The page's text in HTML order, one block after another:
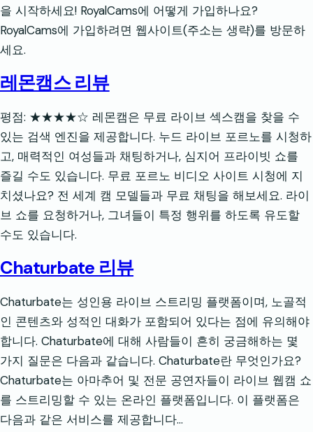
을 시작하세요! RoyalCams에 어떻게 가입하나요?
RoyalCams에 가입하려면 웹사이트(주소는 생략)를 방문하
세요.
레몬캠스 리뷰
평점: ★★★★☆ 레몬캠은 무료 라이브 섹스캠을 찾을 수
있는 검색 엔진을 제공합니다. 누드 라이브 포르노를 시청하
고, 매력적인 여성들과 채팅하거나, 심지어 프라이빗 쇼를
즐길 수도 있습니다. 무료 포르노 비디오 사이트 시청에 지
치셨나요? 전 세계 캠 모델들과 무료 채팅을 해보세요. 라이
브 쇼를 요청하거나, 그녀들이 특정 행위를 하도록 유도할
수도 있습니다.
Chaturbate 리뷰
Chaturbate는 성인용 라이브 스트리밍 플랫폼이며, 노골적
인 콘텐츠와 성적인 대화가 포함되어 있다는 점에 유의해야
합니다. Chaturbate에 대해 사람들이 흔히 궁금해하는 몇
가지 질문은 다음과 같습니다. Chaturbate란 무엇인가요?
Chaturbate는 아마추어 및 전문 공연자들이 라이브 웹캠 쇼
를 스트리밍할 수 있는 온라인 플랫폼입니다. 이 플랫폼은
다음과 같은 서비스를 제공합니다…